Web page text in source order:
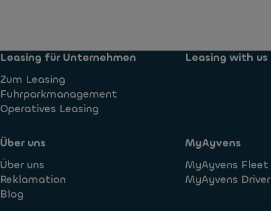
Leasing für Unternehmen
Zum Leasing
Fuhrparkmanagement
Operatives Leasing
Leasing with us
Über uns
Über uns
Reklamation
Blog
MyAyvens
MyAyvens Fleet
MyAyvens Driver